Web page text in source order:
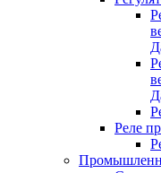
Реле